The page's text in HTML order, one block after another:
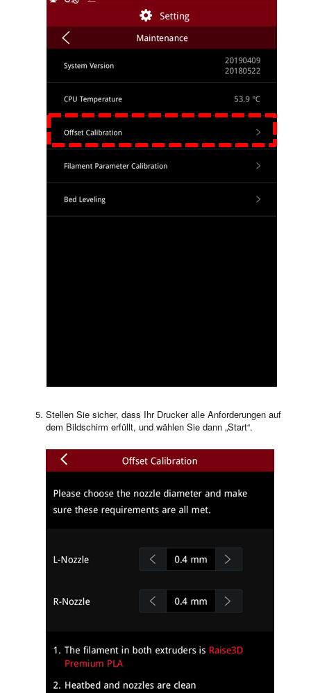
Stellen Sie sicher, dass Ihr Drucker alle Anforderungen auf
dem Bildschirm erfüllt, und wählen Sie dann „Start“.